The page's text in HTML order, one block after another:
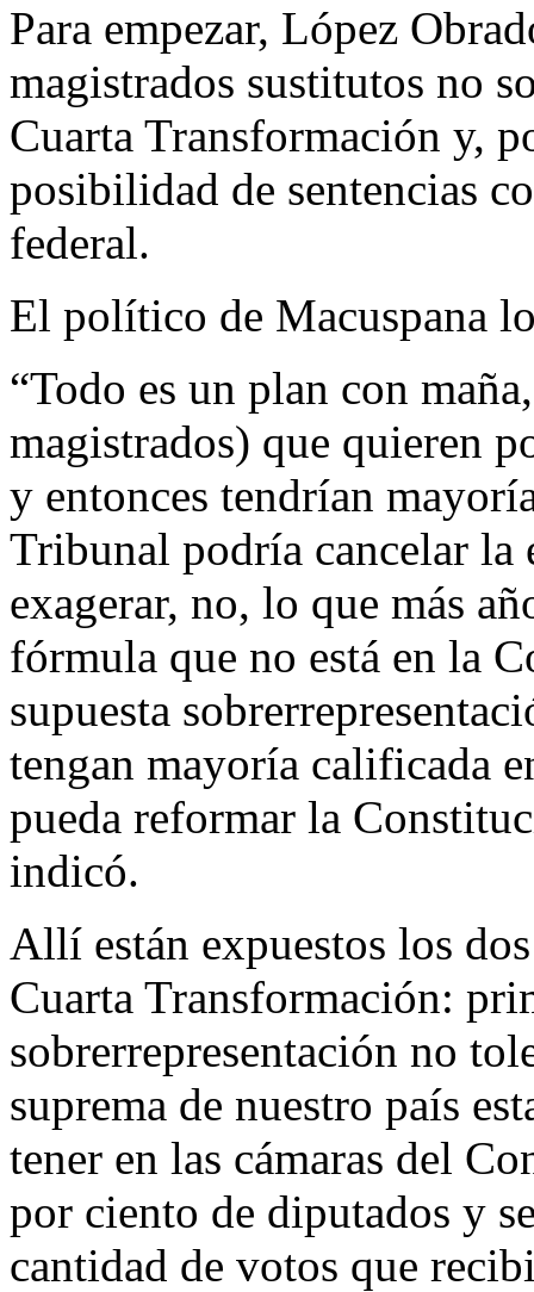
Para empezar, López
magistrados sustitutos no
Cuarta Transformación y,
posibilidad de sentencias
federal.
El político de Macuspana
“Todo es un plan con
magistrados) que quieren
y entonces tendrían
Tribunal podría cancelar la
exagerar, no, lo que más
fórmula que no está en la
supuesta
tengan mayoría calificada
pueda reformar la
indicó.
Allí están expuestos los
Cuarta Transformación:
sobrerrepresentación no
suprema de nuestro país
tener en las cámaras del
por ciento de diputados y
cantidad de votos que